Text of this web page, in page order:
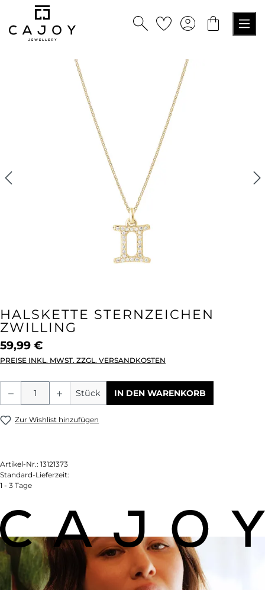
springen
HALSKETTE STERNZEICHEN
ZWILLING
59,99 €
PREISE INKL. MWST. ZZGL. VERSANDKOSTEN
Produkt Anzahl: Gib den gewünschten
Stück IN DEN WARENKORB
Zur Wishlist hinzufügen
Artikel-Nr.: 13121373
Standard-Lieferzeit:
1 - 3 Tage